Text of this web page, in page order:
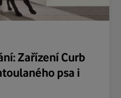
Zařízení Curb
psa i